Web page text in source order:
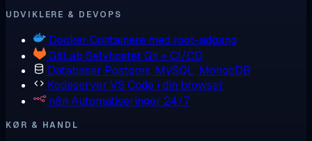
UDVIKLERE & DEVOPS
Docker Containere med root-adgang
GitLab Selvhostet Git + CI/CD
Databaser Postgres, MySQL, MongoDB
Kodeserver VS Code i din browser
n8n Automatiseringer 24/7
KØR & HANDL